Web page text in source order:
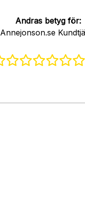
Andras betyg för:
Annejonson.se